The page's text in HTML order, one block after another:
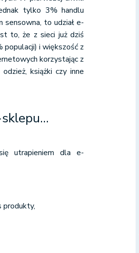
tylko 3% handlu
to udział e-
to, że z sieci już dziś
i większość z
korzystając z
książki czy inne
utrapieniem dla e-
produkty,